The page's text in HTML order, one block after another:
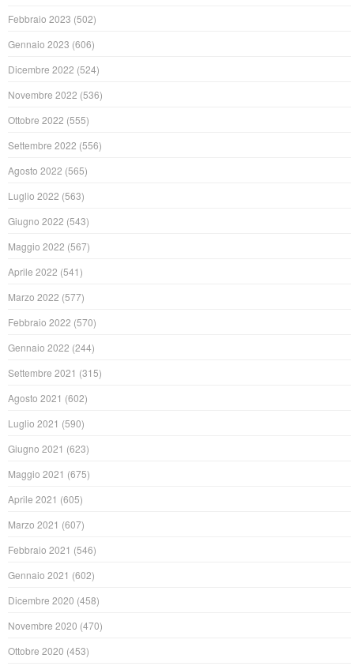
Febbraio 2023 (502)
Gennaio 2023 (606)
Dicembre 2022 (524)
Novembre 2022 (536)
Ottobre 2022 (555)
Settembre 2022 (556)
Agosto 2022 (565)
Luglio 2022 (563)
Giugno 2022 (543)
Maggio 2022 (567)
Aprile 2022 (541)
Marzo 2022 (577)
Febbraio 2022 (570)
Gennaio 2022 (244)
Settembre 2021 (315)
Agosto 2021 (602)
Luglio 2021 (590)
Giugno 2021 (623)
Maggio 2021 (675)
Aprile 2021 (605)
Marzo 2021 (607)
Febbraio 2021 (546)
Gennaio 2021 (602)
Dicembre 2020 (458)
Novembre 2020 (470)
Ottobre 2020 (453)